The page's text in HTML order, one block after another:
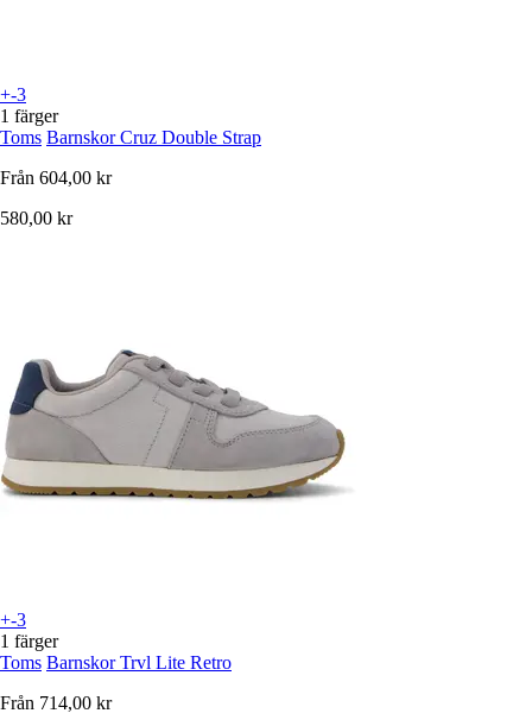
+-3
1 färger
Toms Barnskor Cruz Double Strap
Från 604,00 kr
580,00 kr
+-3
1 färger
Toms Barnskor Trvl Lite Retro
Från 714,00 kr